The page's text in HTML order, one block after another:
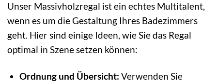
Unser Massivholzregal ist ein echtes Multitalent,
wenn es um die Gestaltung Ihres Badezimmers
geht. Hier sind einige Ideen, wie Sie das Regal
optimal in Szene setzen können:
Ordnung und Übersicht: Verwenden Sie